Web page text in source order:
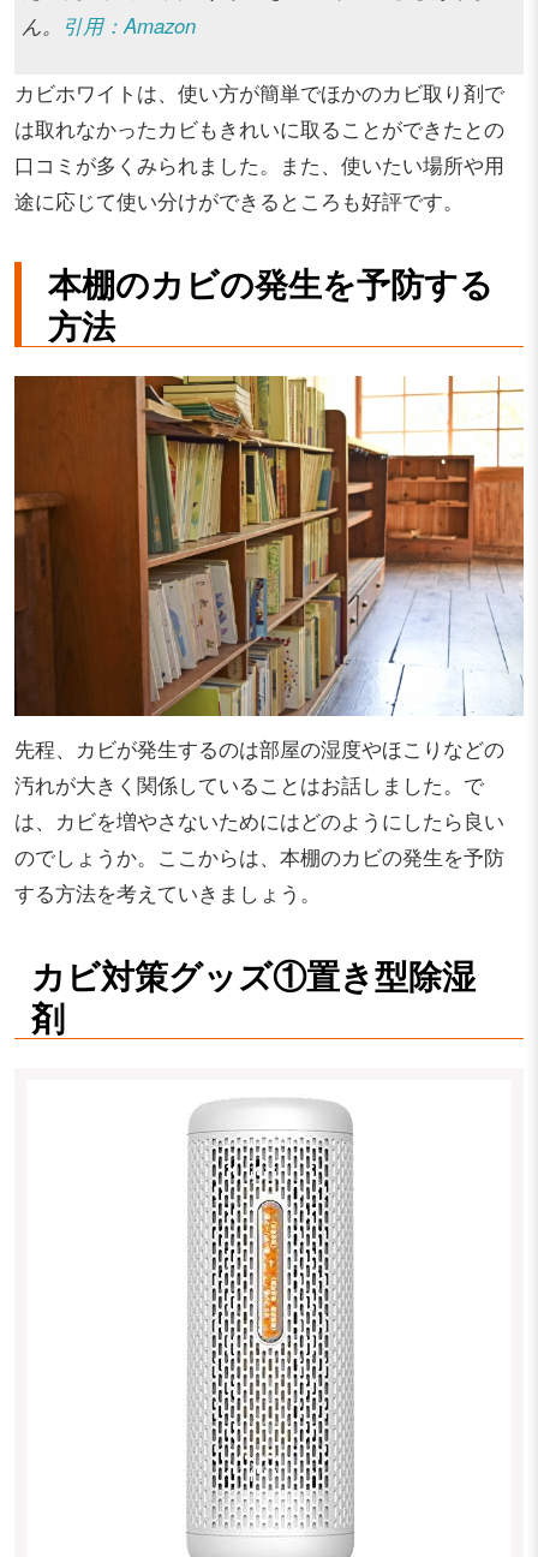
ん。 引用：Amazon
カビホワイトは、使い方が簡単でほかのカビ取り剤で
は取れなかったカビもきれいに取ることができたとの
口コミが多くみられました。また、使いたい場所や用
途に応じて使い分けができるところも好評です。
本棚のカビの発生を予防する
方法
先程、カビが発生するのは部屋の湿度やほこりなどの
汚れが大きく関係していることはお話しました。で
は、カビを増やさないためにはどのようにしたら良い
のでしょうか。ここからは、本棚のカビの発生を予防
する方法を考えていきましょう。
カビ対策グッズ①置き型除湿
剤